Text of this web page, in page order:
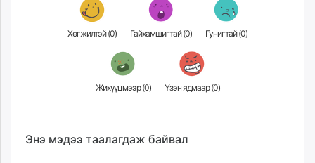
Хөгжилтэй (0) Гайхамшигтай (0) Гунигтай (0)
Жихүүцмээр (0) Үзэн ядмаар (0)
Энэ мэдээ таалагдаж байвал